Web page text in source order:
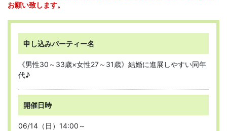
お願い致します。
申し込みパーティー名
《男性30～33歳×女性27～31歳》結婚に進展しやすい同年
代♪
開催日時
06/14（日）14:00～